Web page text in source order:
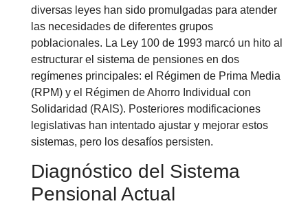
diversas leyes han sido promulgadas para atender
las necesidades de diferentes grupos
poblacionales. La Ley 100 de 1993 marcó un hito al
estructurar el sistema de pensiones en dos
regímenes principales: el Régimen de Prima Media
(RPM) y el Régimen de Ahorro Individual con
Solidaridad (RAIS). Posteriores modificaciones
legislativas han intentado ajustar y mejorar estos
sistemas, pero los desafíos persisten.
Diagnóstico del Sistema
Pensional Actual